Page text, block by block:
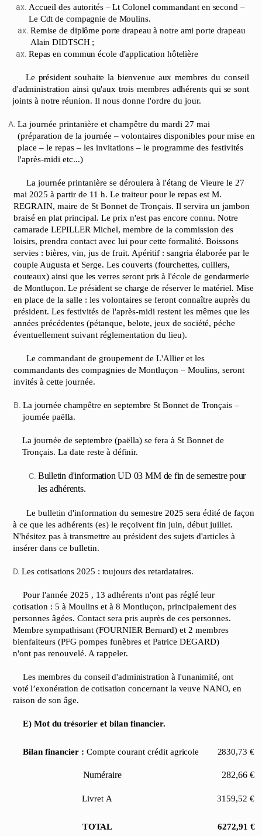
Accueil des autorités – Lt Colonel commandant en second –
Le Cdt de compagnie de Moulins.
Remise de diplôme porte drapeau à notre ami porte drapeau
Alain DIDTSCH ;
Repas en commun école d'application hôtelière
Le président souhaite la bienvenue aux membres du conseil
d'administration ainsi qu'aux trois membres adhérents qui se sont
joints à notre réunion. Il nous donne l'ordre du jour.
La journée printanière et champêtre du mardi 27 mai
(préparation de la journée – volontaires disponibles pour mise en
place – le repas – les invitations – le programme des festivités
l'après-midi etc...)
La journée printanière se déroulera à l'étang de Vieure le 27
mai 2025 à partir de 11 h. Le traiteur pour le repas est M.
REGRAIN, maire de St Bonnet de Tronçais. Il servira un jambon
braisé en plat principal. Le prix n'est pas encore connu. Notre
camarade LEPILLER Michel, membre de la commission des
loisirs, prendra contact avec lui pour cette formalité. Boissons
servies : bières, vin, jus de fruit. Apéritif : sangria élaborée par le
couple Augusta et Serge. Les couverts (fourchettes, cuillers,
couteaux) ainsi que les verres seront pris à l'école de gendarmerie
de Montluçon. Le président se charge de réserver le matériel. Mise
en place de la salle : les volontaires se feront connaître auprès du
président. Les festivités de l'après-midi restent les mêmes que les
années précédentes (pétanque, belote, jeux de société, péche
éventuellement suivant réglementation du lieu).
Le commandant de groupement de L'Allier et les
commandants des compagnies de Montluçon – Moulins, seront
invités à cette journée.
La journée champêtre en septembre St Bonnet de Tronçais –
journée paëlla.
La journée de septembre (paëlla) se fera à St Bonnet de
Tronçais. La date reste à définir.
Bulletin d'information UD 03 MM de fin de semestre pour
les adhérents.
Le bulletin d'information du semestre 2025 sera édité de façon
à ce que les adhérents (es) le reçoivent fin juin, début juillet.
N'hésitez pas à transmettre au président des sujets d'articles à
insérer dans ce bulletin.
Les cotisations 2025 : toujours des retardataires.
Pour l'année 2025 , 13 adhérents n'ont pas réglé leur
cotisation : 5 à Moulins et à 8 Montluçon, principalement des
personnes âgées. Contact sera pris auprès de ces personnes.
Membre sympathisant (FOURNIER Bernard) et 2 membres
bienfaiteurs (PFG pompes funèbres et Patrice DEGARD)
n'ont pas renouvelé. A rappeler.
Les membres du conseil d'administration à l'unanimité, ont
voté l’exonération de cotisation concernant la veuve NANO,en
raison de son âge.
E) Mot du trésorier et bilan financier.
Bilan financier : Compte courant crédit agricole 2830,73 €
Numéraire 282,66 €
Livret A 3159,52 €
TOTAL 6272,91 €